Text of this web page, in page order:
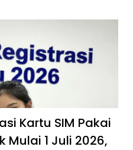
Kartu SIM Pakai
Mulai 1 Juli 2026,